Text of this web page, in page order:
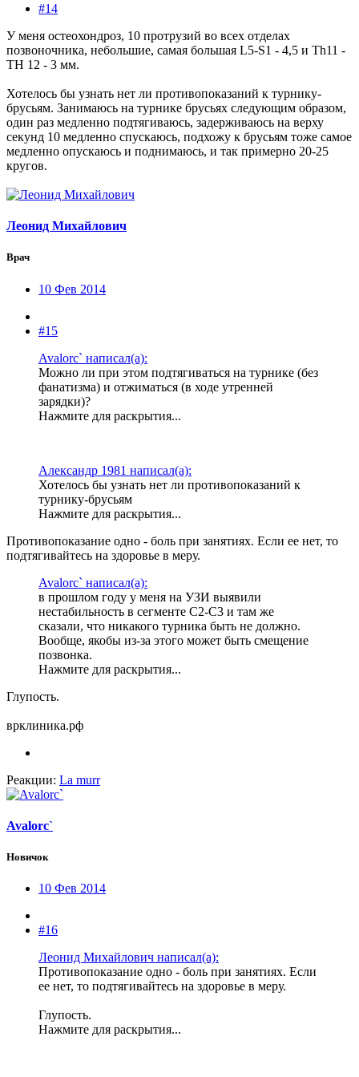
#14
У меня остеохондроз, 10 протрузий во всех отделах
позвоночника, небольшие, самая большая L5-S1 - 4,5 и Th11 -
TH 12 - 3 мм.
Хотелось бы узнать нет ли противопоказаний к турнику-
брусьям. Занимаюсь на турнике брусьях следующим образом,
один раз медленно подтягиваюсь, задерживаюсь на верху
секунд 10 медленно спускаюсь, подхожу к брусьям тоже самое
медленно опускаюсь и поднимаюсь, и так примерно 20-25
кругов.
Леонид Михайлович
Врач
10 Фев 2014
#15
Avalorc` написал(а):
Можно ли при этом подтягиваться на турнике (без
фанатизма) и отжиматься (в ходе утренней
зарядки)?
Нажмите для раскрытия...
Александр 1981 написал(а):
Хотелось бы узнать нет ли противопоказаний к
турнику-брусьям
Нажмите для раскрытия...
Противопоказание одно - боль при занятиях. Если ее нет, то
подтягивайтесь на здоровье в меру.
Avalorc` написал(а):
в прошлом году у меня на УЗИ выявили
нестабильность в сегменте С2-С3 и там же
сказали, что никакого турника быть не должно.
Вообще, якобы из-за этого может быть смещение
позвонка.
Нажмите для раскрытия...
Глупость.
врклиника.рф
Реакции: La murr
Avalorc`
Новичок
10 Фев 2014
#16
Леонид Михайлович написал(а):
Противопоказание одно - боль при занятиях. Если
ее нет, то подтягивайтесь на здоровье в меру.
Глупость.
Нажмите для раскрытия...